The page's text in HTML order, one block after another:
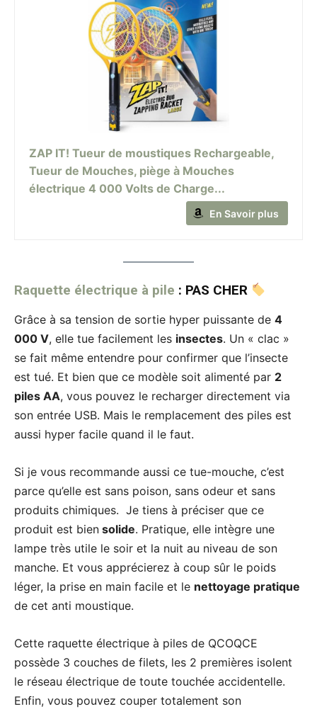
ZAP IT! Tueur de moustiques Rechargeable,
Tueur de Mouches, piège à Mouches
électrique 4 000 Volts de Charge...
En Savoir plus
Raquette électrique à pile : PAS CHER
Grâce à sa tension de sortie hyper puissante de 4
000 V, elle tue facilement les insectes. Un « clac »
se fait même entendre pour confirmer que l’insecte
est tué. Et bien que ce modèle soit alimenté par 2
piles AA, vous pouvez le recharger directement via
son entrée USB. Mais le remplacement des piles est
aussi hyper facile quand il le faut.
Si je vous recommande aussi ce tue-mouche, c’est
parce qu’elle est sans poison, sans odeur et sans
produits chimiques. Je tiens à préciser que ce
produit est bien solide. Pratique, elle intègre une
lampe très utile le soir et la nuit au niveau de son
manche. Et vous apprécierez à coup sûr le poids
léger, la prise en main facile et le nettoyage pratique
de cet anti moustique.
Cette raquette électrique à piles de QCOQCE
possède 3 couches de filets, les 2 premières isolent
le réseau électrique de toute touchée accidentelle.
Enfin, vous pouvez couper totalement son